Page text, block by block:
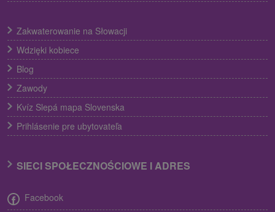
Zakwaterowanie na Słowacji
Wdzięki kobiece
Blog
Zawody
Kvíz Slepá mapa Slovenska
Prihlásenie pre ubytovateľa
SIECI SPOŁECZNOŚCIOWE I ADRES
Facebook